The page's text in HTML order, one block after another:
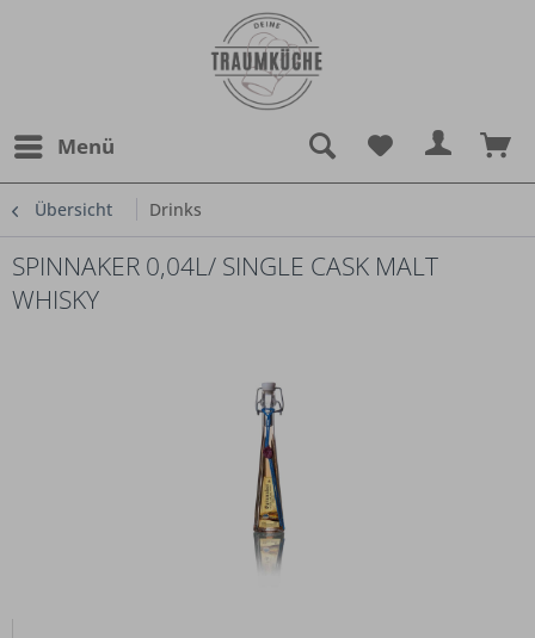
Menü
Übersicht Drinks
SPINNAKER 0,04L/ SINGLE CASK MALT
WHISKY